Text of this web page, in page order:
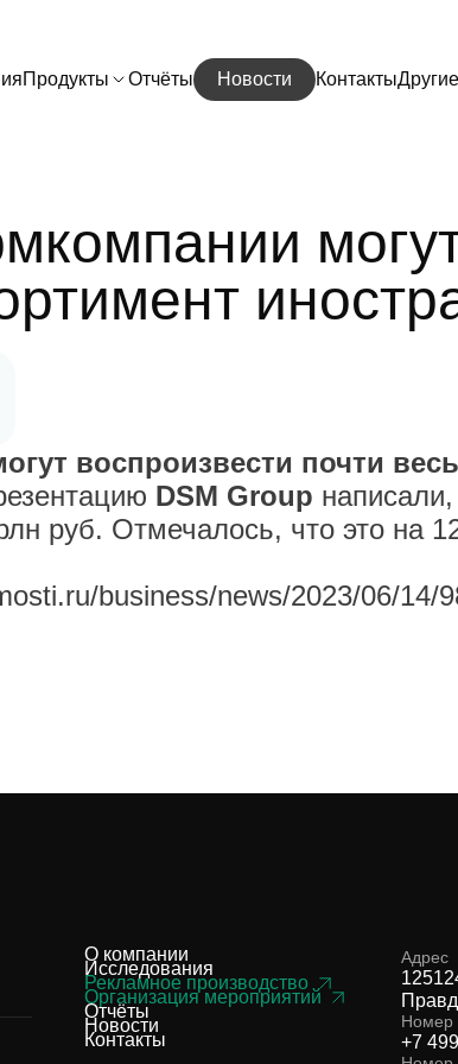
Продукты Отчёты Новости Контакты
воспроизвести почти
DSM Group
руб. Отмечалось, что это на
business/news/2023/06/14/
О компании
Исследования
Рекламное производство
Организация мероприятий
Отчёты
Новости
Контакты
Адрес
Номер
+7